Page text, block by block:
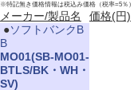
※特記無き価格情報は税込み価格（税率=5％）
メーカー/製品名 価格(円)
●ソフトバンクB
B
MO01(SB-MO01-
BTLS/BK・WH・
SV)